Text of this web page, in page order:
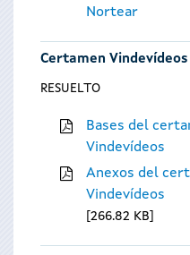
Nortear
Certamen Vindevídeos
RESUELTO
Bases del
Vindevídeos
Anexos del
Vindevídeos
266.82 KB